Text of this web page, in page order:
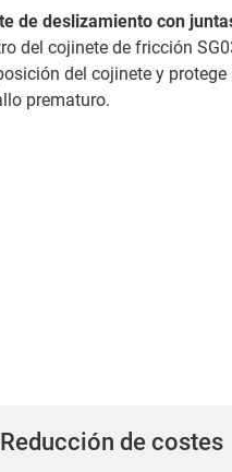
de deslizamiento con
del cojinete de fricción
del cojinete y
prematuro.
Reducción de costes